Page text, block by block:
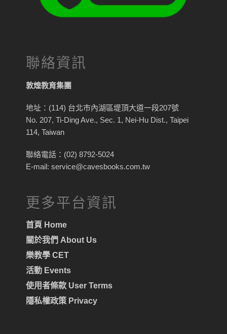
聯絡資訊
敦煌教育集團
地址：(114) 台北市內湖區堤頂大道一段207號
No. 207, Ti-Ding Ave., Sec. 1, Nei-Hu Dist., Taipei
114, Taiwan
聯絡電話：(02) 8792-5024
E-mail: service@cavesbooks.com.tw
更多平台資訊
首頁 Home
關於我們 About Us
樂教學 CET
活動 Events
使用者條款 User Terms
隱私權政策 Privacy